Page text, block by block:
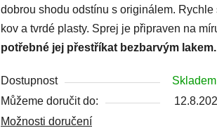
z
5
hvězdiček.
dobrou shodu odstínu s originálem.
kov a tvrdé plasty. Sprej je připraven na
potřebné jej přestříkat bezbarvým lakem.
Dostupnost
Skladem
Můžeme doručit do:
Možnosti doručení